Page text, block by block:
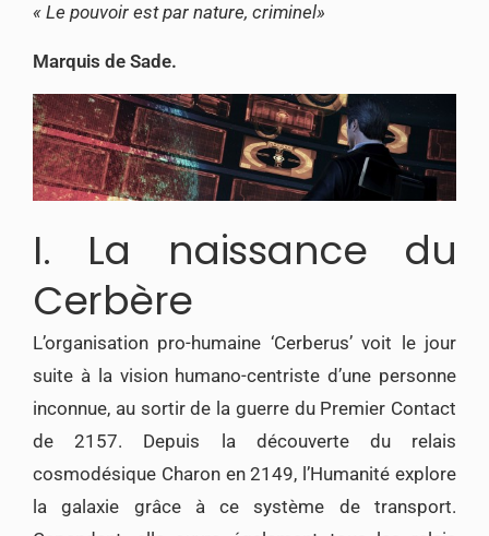
« Le pouvoir est par nature, criminel»
Marquis de Sade.
I. La naissance du
Cerbère
L’organisation pro-humaine ‘Cerberus’ voit le jour
suite à la vision humano-centriste d’une personne
inconnue, au sortir de la guerre du Premier Contact
de 2157. Depuis la découverte du relais
cosmodésique Charon en 2149, l’Humanité explore
la galaxie grâce à ce système de transport.